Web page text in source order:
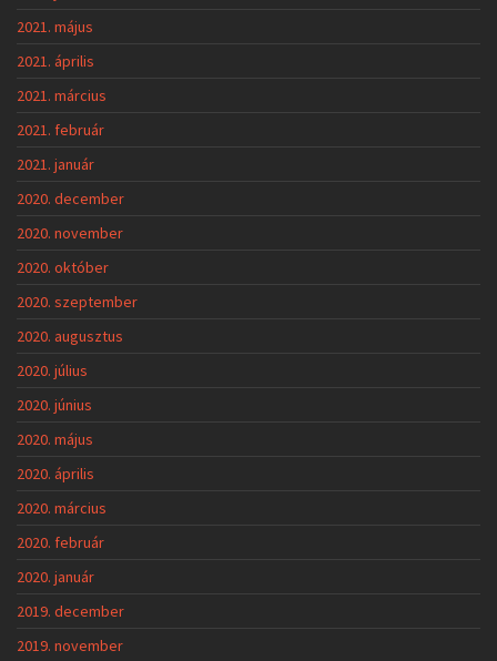
2021. május
2021. április
2021. március
2021. február
2021. január
2020. december
2020. november
2020. október
2020. szeptember
2020. augusztus
2020. július
2020. június
2020. május
2020. április
2020. március
2020. február
2020. január
2019. december
2019. november